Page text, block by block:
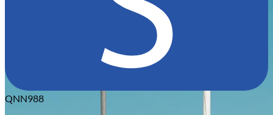
QNN988